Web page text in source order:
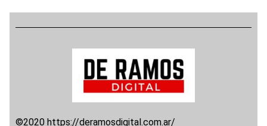
©2020 https://deramosdigital.com.ar/